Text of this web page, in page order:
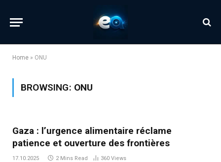
Home » ONU
BROWSING: ONU
Gaza : l’urgence alimentaire réclame
patience et ouverture des frontières
17.10.2025 2 Mins Read 360 Views